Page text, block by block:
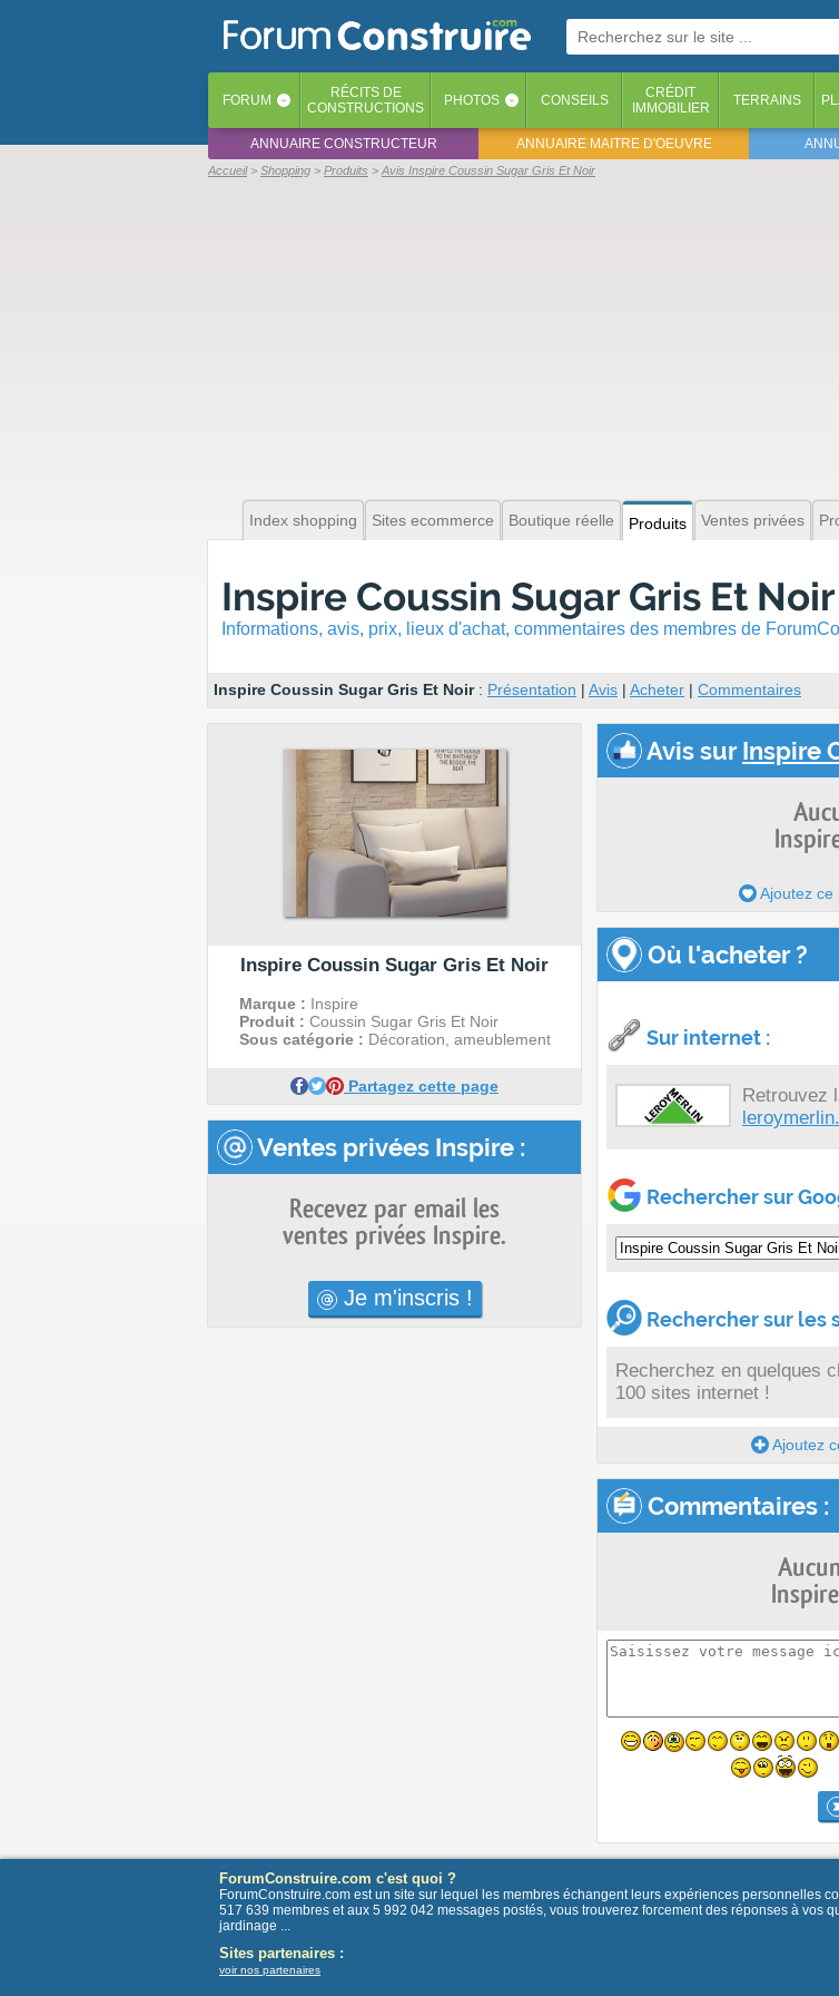
FORUM ‹ RÉCITS DE
CONSTRUCTIONS
PHOTOS ‹ CONSEILS
CRÉDIT
IMMOBILIER
TERRAINS
ANNUAIRE CONSTRUCTEUR ANNUAIRE MAITRE D'OEUVRE
Accueil Shopping Produits Avis Inspire Coussin Sugar Gris Et Noir
Index shopping Sites ecommerce Boutique réelle Produits Ventes privées
Inspire Coussin Sugar Gris Et Noir
Informations, avis, prix, lieux d'achat, commentaires des membres de
Inspire Coussin Sugar Gris Et Noir: Présentation | Avis | Acheter | Commentaires
Inspire Coussin Sugar Gris Et Noir
Marque : Inspire
Produit : Coussin Sugar Gris Et Noir
Sous catégorie : Décoration, ameublement
Partagez cette page
Ventes privées Inspire :
Recevez par email les
ventes privées Inspire.
Je m'inscris !
AvissurInspire
Ajoutez ce
Où l'acheter ?
Sur internet :
Retrouvez
Rechercher sur
Rechercher sur les
Recherchez en quelques
100 sites internet !
Ajoutez
Commentaires :
ForumConstruire.com c'est quoi ?
ForumConstruire.com est un site sur lequel les membres échangent leurs expériences personnelles
517 639 membres et aux 5 992 042 messages postés, vous trouverez forcement des réponses à vos
jardinage ...
Sites partenaires :
voir nos partenaires